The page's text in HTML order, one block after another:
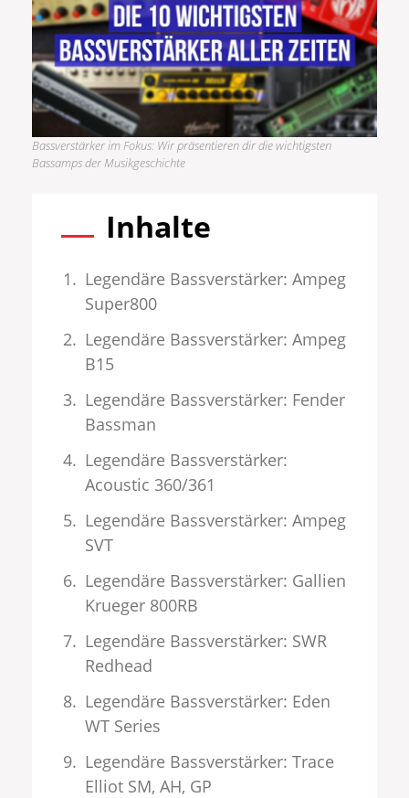
Bassverstärker im Fokus: Wir präsentieren dir die wichtigsten
Bassamps der Musikgeschichte
Inhalte
Legendäre Bassverstärker: Ampeg
Super800
Legendäre Bassverstärker: Ampeg
B15
Legendäre Bassverstärker: Fender
Bassman
Legendäre Bassverstärker:
Acoustic 360/361
Legendäre Bassverstärker: Ampeg
SVT
Legendäre Bassverstärker: Gallien
Krueger 800RB
Legendäre Bassverstärker: SWR
Redhead
Legendäre Bassverstärker: Eden
WT Series
Legendäre Bassverstärker: Trace
Elliot SM, AH, GP